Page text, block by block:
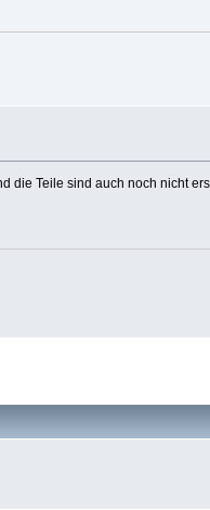
die Teile sind auch noch nicht